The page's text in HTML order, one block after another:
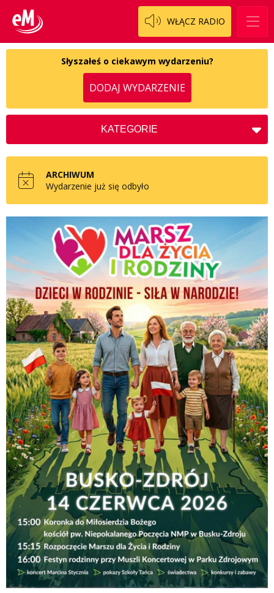
WŁĄCZ RADIO
Słyszałeś o ciekawym wydarzeniu?
DODAJ WYDARZENIE
KATEGORIE
Koncerty
Kultura
Charytatywne
Społeczne
Zdrowie
ARCHIWUM
Wydarzenie już się odbyło